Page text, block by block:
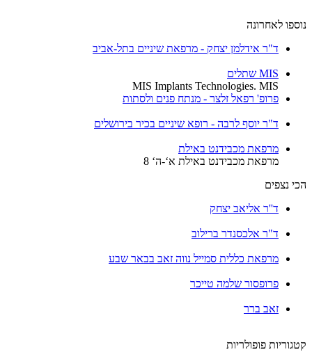
נוספו לאחרונה
ד"ר אידלמן יצחק - מרפאת שיניים בתל-אביב
MIS שתלים
MIS Implants Technologies. MIS
פרופ' רפאל זלצר - מנתח פנים ולסתות
ד"ר יוסף לרבה - רופא שיניים בכיר בירושלים
מרפאת מכבידנט באילת
מרפאת מכבידנט באילת א‘-ה‘ 8
הכי נצפים
ד''ר אליאב יצחק
ד"ר אלכסנדר ברילוב
מרפאת כללית סמייל נווה זאב בבאר שבע
פרופסור שלמה טייכר
זאב ברר
קטגוריות פופולריות